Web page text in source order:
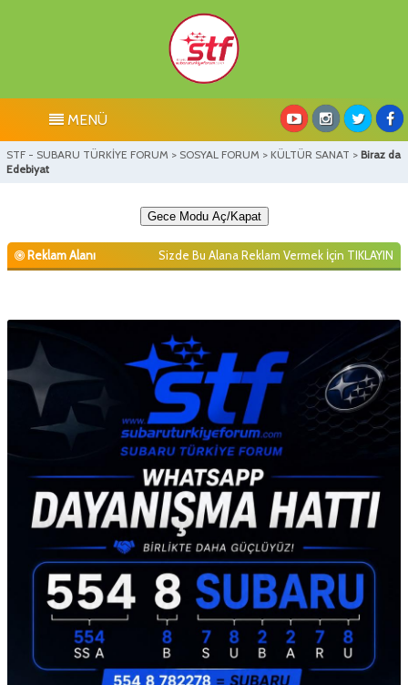
MENÜ
STF - SUBARU TÜRKİYE FORUM > SOSYAL FORUM > KÜLTÜR SANAT > Biraz da
Edebiyat
Gece Modu Aç/Kapat
Reklam Alanı Sizde Bu Alana Reklam Vermek İçin TIKLAYIN